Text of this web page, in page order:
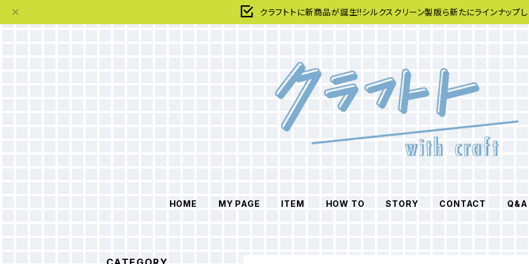
クラフトトに新商品が誕生!!シルクスクリーン製版ら新たにラインナップ
HOME MY PAGE ITEM HOW TO STORY CONTACT Q&A